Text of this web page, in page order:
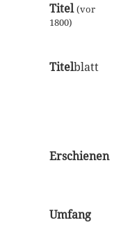
Titel (vor
1800)
Titelblatt
Erschienen
Umfang